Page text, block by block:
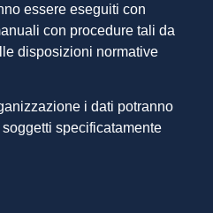
essere eseguiti con
con procedure tali da
disposizioni normative
i dati potranno
specificatamente